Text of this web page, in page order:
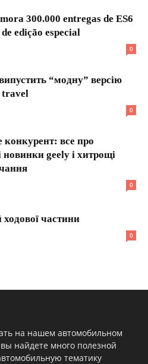
300.000 entregas de ES6
edição especial
0
“модну” версію
travel
0
конкурент: все про
новинки geely і хитрощі
0
ходової частини
0
на нашем автомобильном
найдете много полезной
тематику